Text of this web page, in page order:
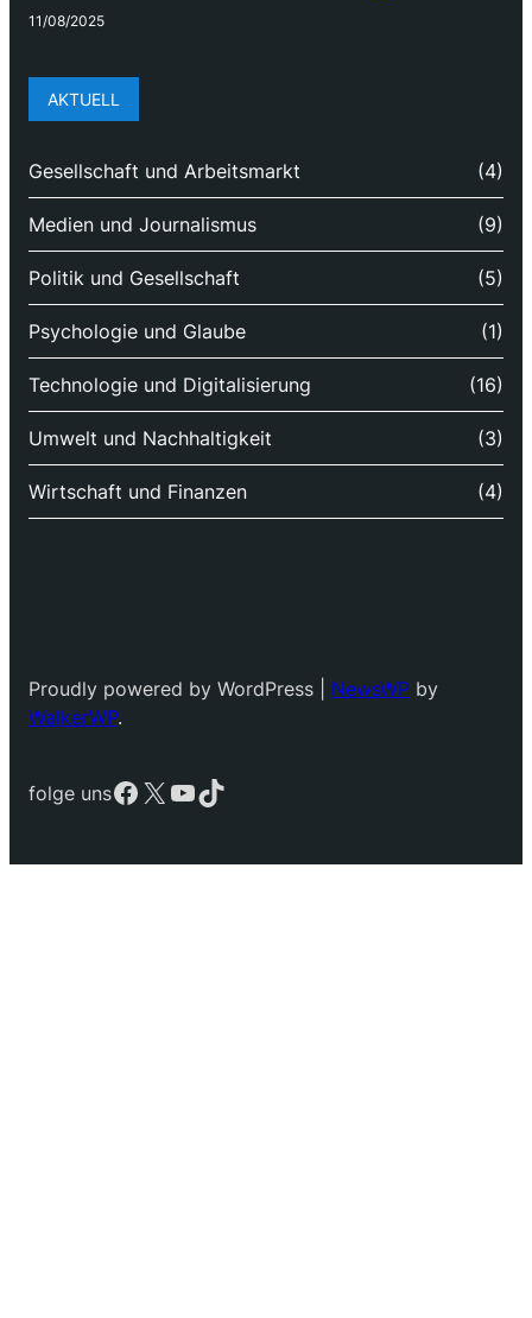
11/08/2025
AKTUELL
Gesellschaft und Arbeitsmarkt (4)
Medien und Journalismus (9)
Politik und Gesellschaft (5)
Psychologie und Glaube (1)
Technologie und Digitalisierung (16)
Umwelt und Nachhaltigkeit (3)
Wirtschaft und Finanzen (4)
Proudly powered by WordPress | NewsWP by
WalkerWP.
folge unsFacebook
X YouTube
TikTok